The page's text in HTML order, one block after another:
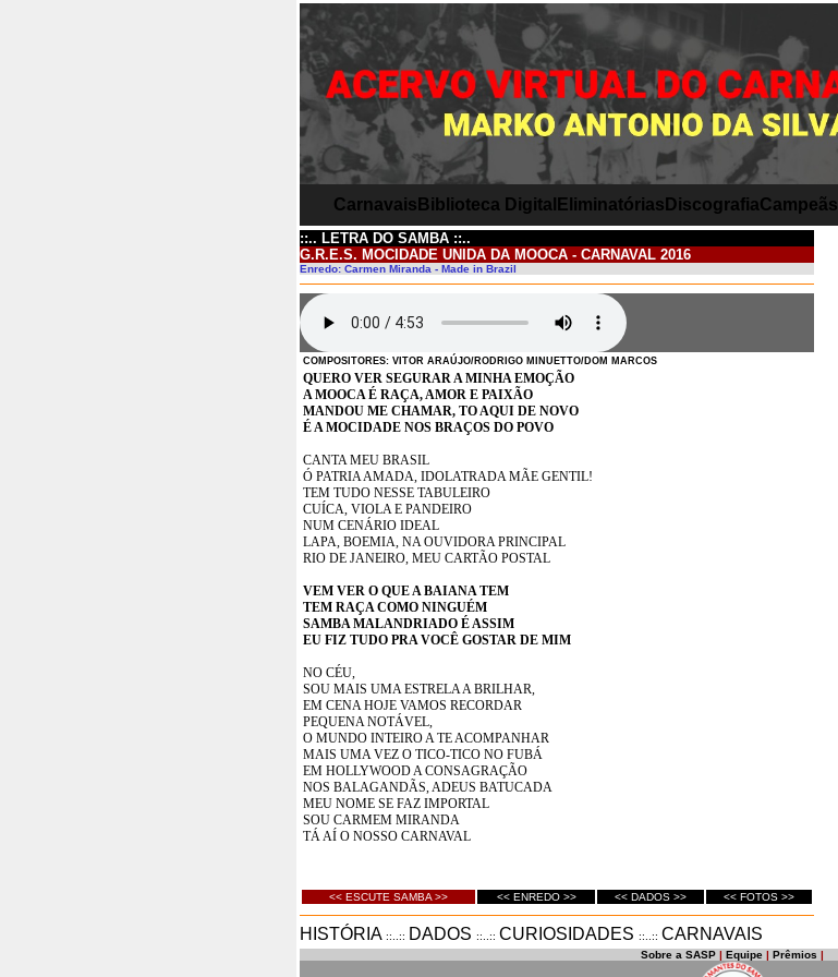
Carnavais Biblioteca Digital Eliminatórias DiscografiaCampeãs
::.. LETRA DO SAMBA ::..
G.R.E.S. MOCIDADE UNIDA DA MOOCA - CARNAVAL 2016
Enredo: Carmen Miranda - Made in Brazil
COMPOSITORES: VITOR ARAÚJO/RODRIGO MINUETTO/DOM MARCOS
QUERO VER SEGURAR A MINHA EMOÇÃO
A MOOCA É RAÇA, AMOR E PAIXÃO
MANDOU ME CHAMAR, TO AQUI DE NOVO
É A MOCIDADE NOS BRAÇOS DO POVO
CANTA MEU BRASIL
Ó PATRIA AMADA, IDOLATRADA MÃE GENTIL!
TEM TUDO NESSE TABULEIRO
CUÍCA, VIOLA E PANDEIRO
NUM CENÁRIO IDEAL
LAPA, BOEMIA, NA OUVIDORA PRINCIPAL
RIO DE JANEIRO, MEU CARTÃO POSTAL
VEM VER O QUE A BAIANA TEM
TEM RAÇA COMO NINGUÉM
SAMBA MALANDRIADO É ASSIM
EU FIZ TUDO PRA VOCÊ GOSTAR DE MIM
NO CÉU,
SOU MAIS UMA ESTRELA A BRILHAR,
EM CENA HOJE VAMOS RECORDAR
PEQUENA NOTÁVEL,
O MUNDO INTEIRO A TE ACOMPANHAR
MAIS UMA VEZ O TICO-TICO NO FUBÁ
EM HOLLYWOOD A CONSAGRAÇÃO
NOS BALAGANDÃS, ADEUS BATUCADA
MEU NOME SE FAZ IMPORTAL
SOU CARMEM MIRANDA
TÁ AÍ O NOSSO CARNAVAL
<< ESCUTE SAMBA >> << ENREDO >> << DADOS >> << FOTOS >>
HISTÓRIA ::..:: DADOS ::..:: CURIOSIDADES ::..:: CARNAVAIS
Sobre a SASP | Equipe | Prêmios |